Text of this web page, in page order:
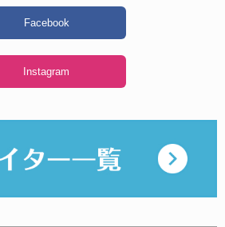
Facebook
Instagram